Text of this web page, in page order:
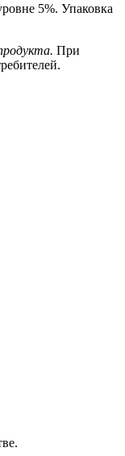
5%. Упаковка
При